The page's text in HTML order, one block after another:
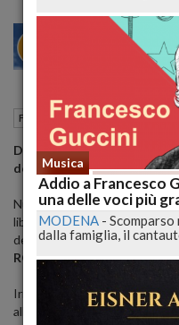
21
Fumetti Milano (MI) 24
Dal 16 maggio in
del fantasy adolescenziale
Nuovo appuntamento con le
libreria e in fumetteria, dal
del fantasy adolescenziale
ROTTURA DEL SIGILLO.
Irresistibile e permalosa,
allo stesso tempo riservata.
Musica
Addio a Francesco
una delle voci più
MODENA -
dalla famiglia, il